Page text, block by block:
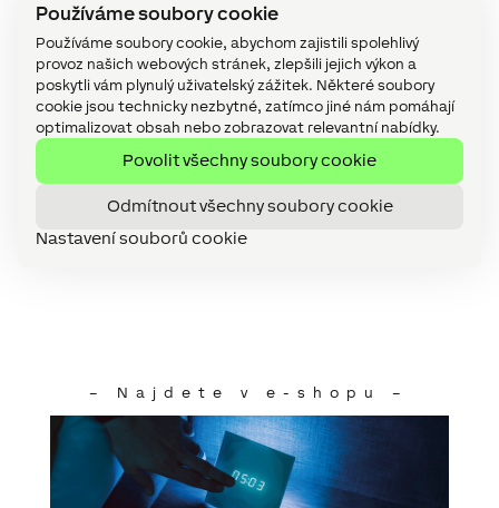
Používáme soubory cookie
Používáme soubory cookie, abychom zajistili spolehlivý
provoz našich webových stránek, zlepšili jejich výkon a
poskytli vám plynulý uživatelský zážitek. Některé soubory
cookie jsou technicky nezbytné, zatímco jiné nám pomáhají
optimalizovat obsah nebo zobrazovat relevantní nabídky.
Povolit všechny soubory cookie
Odmítnout všechny soubory cookie
Nastavení souborů cookie
Včasné upozornění díky
napojení na alarm
V Real Smart Home se Touch Nightlight stává
součástí zabezpečení proti vloupání, požáru či
úniku vody.
hrozící nebezpečí zpočátku reaguje akustickým
Nakonec se přidá blikání světla.
– Najdete v e-shopu –